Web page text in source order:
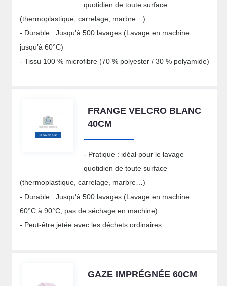
quotidien de toute surface
(thermoplastique, carrelage, marbre…)
- Durable : Jusqu'à 500 lavages (Lavage en machine
jusqu’à 60°C)
- Tissu 100 % microfibre (70 % polyester / 30 % polyamide)
FRANGE VELCRO BLANC
40CM
- Pratique : idéal pour le lavage
quotidien de toute surface
(thermoplastique, carrelage, marbre…)
- Durable : Jusqu'à 500 lavages (Lavage en machine :
60°C à 90°C, pas de séchage en machine)
- Peut-être jetée avec les déchets ordinaires
GAZE IMPRÉGNÉE 60CM